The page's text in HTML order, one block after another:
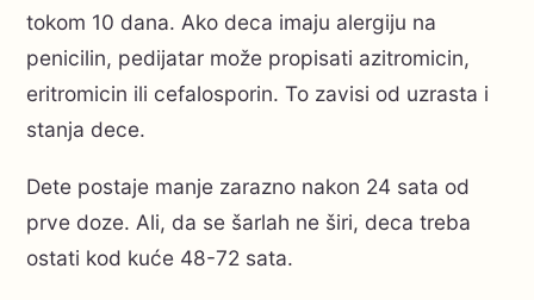
tokom 10 dana. Ako deca imaju alergiju na
penicilin, pedijatar može propisati azitromicin,
eritromicin ili cefalosporin. To zavisi od uzrasta i
stanja dece.
Dete postaje manje zarazno nakon 24 sata od
prve doze. Ali, da se šarlah ne širi, deca treba
ostati kod kuće 48-72 sata.